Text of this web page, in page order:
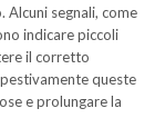
Alcuni segnali, come
indicare piccoli
il corretto
queste
e prolungare la